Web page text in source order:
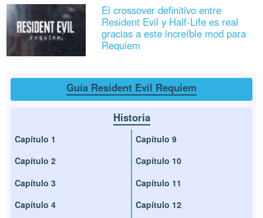
El crossover definitivo entre
Resident Evil y Half-Life es real
gracias a este increíble mod para
Requiem
Guía Resident Evil Requiem
Historia
Capítulo 1
Capítulo 2
Capítulo 3
Capítulo 4
Capítulo 9
Capítulo 10
Capítulo 11
Capítulo 12